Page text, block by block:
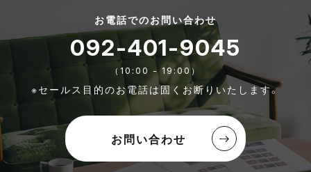
お電話でのお問い合わせ
092-401-9045
（10:00 - 19:00）
※セールス目的のお電話は固くお断りいたします。
お問い合わせ